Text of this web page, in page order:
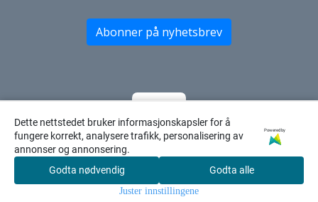
Søk
Abonner på nyhetsbrev
Dette nettstedet bruker informasjonskapsler for å
fungere korrekt, analysere trafikk, personalisering av
annonser og annonsering.
Powered by
Godta nødvendig Godta alle
Juster innstillingene